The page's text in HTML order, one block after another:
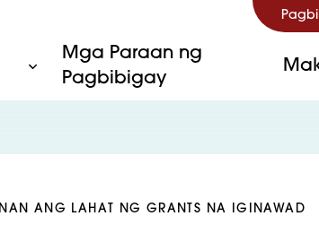
Mga Paraan ng
Pagbibigay
ANG LAHAT NG GRANTS NA IGINAWAD